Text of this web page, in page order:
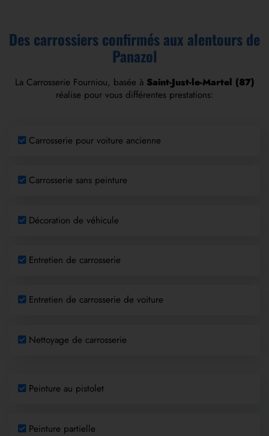
Des carrossiers confirmés aux alentours de
Panazol
La Carrosserie Fourniou, basée à Saint-Just-le-Martel (87)
réalise pour vous différentes prestations:
Carrosserie pour voiture ancienne
Carrosserie sans peinture
Décoration de véhicule
Entretien de carrosserie
Entretien de carrosserie de voiture
Nettoyage de carrosserie
Peinture au pistolet
Peinture partielle